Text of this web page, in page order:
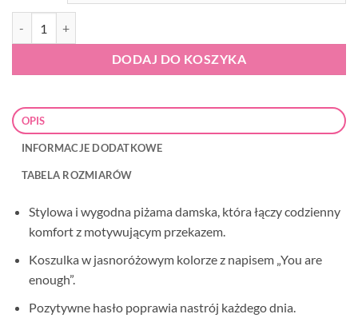
DODAJ DO KOSZYKA
OPIS
INFORMACJE DODATKOWE
TABELA ROZMIARÓW
Stylowa i wygodna piżama damska, która łączy codzienny
komfort z motywującym przekazem.
Koszulka w jasnoróżowym kolorze z napisem „You are
enough”.
Pozytywne hasło poprawia nastrój każdego dnia.